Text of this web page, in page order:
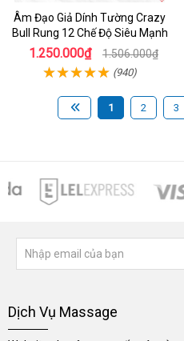
Âm Đạo Giả Dính Tường Crazy
Bull Rung 12 Chế Độ Siêu Mạnh
1.250.000₫ 1.506.000₫
(940)
1 2 3
Dịch Vụ Massage